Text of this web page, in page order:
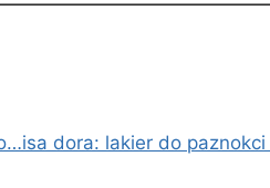
isa dora: lakier do